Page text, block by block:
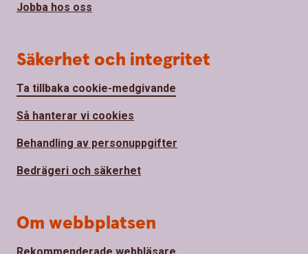
Jobba hos oss
Säkerhet och integritet
Ta tillbaka cookie-medgivande
Så hanterar vi cookies
Behandling av personuppgifter
Bedrägeri och säkerhet
Om webbplatsen